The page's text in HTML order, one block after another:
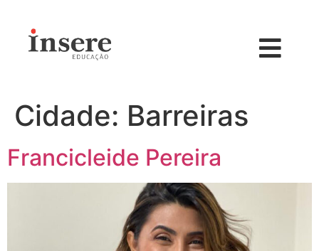
Cidade: Barreiras
Francicleide Pereira